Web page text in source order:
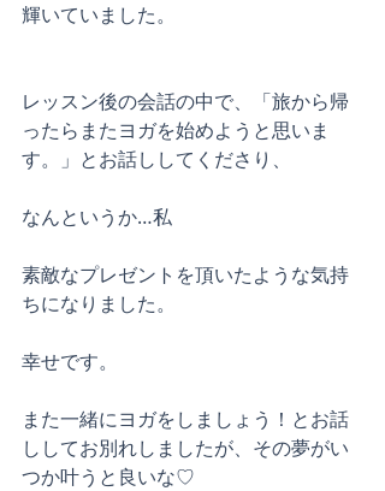
輝いていました。
レッスン後の会話の中で、「旅から帰
ったらまたヨガを始めようと思いま
す。」とお話ししてくださり、
なんというか…私
素敵なプレゼントを頂いたような気持
ちになりました。
幸せです。
また一緒にヨガをしましょう！とお話
ししてお別れしましたが、その夢がい
つか叶うと良いな♡